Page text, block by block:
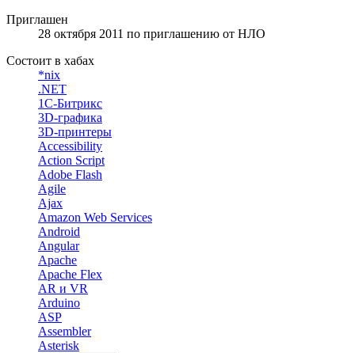
Приглашен
28 октября 2011 по приглашению от НЛО
Состоит в хабах
*nix
.NET
1С-Битрикс
3D-графика
3D-принтеры
Accessibility
Action Script
Adobe Flash
Agile
Ajax
Amazon Web Services
Android
Angular
Apache
Apache Flex
AR и VR
Arduino
ASP
Assembler
Asterisk